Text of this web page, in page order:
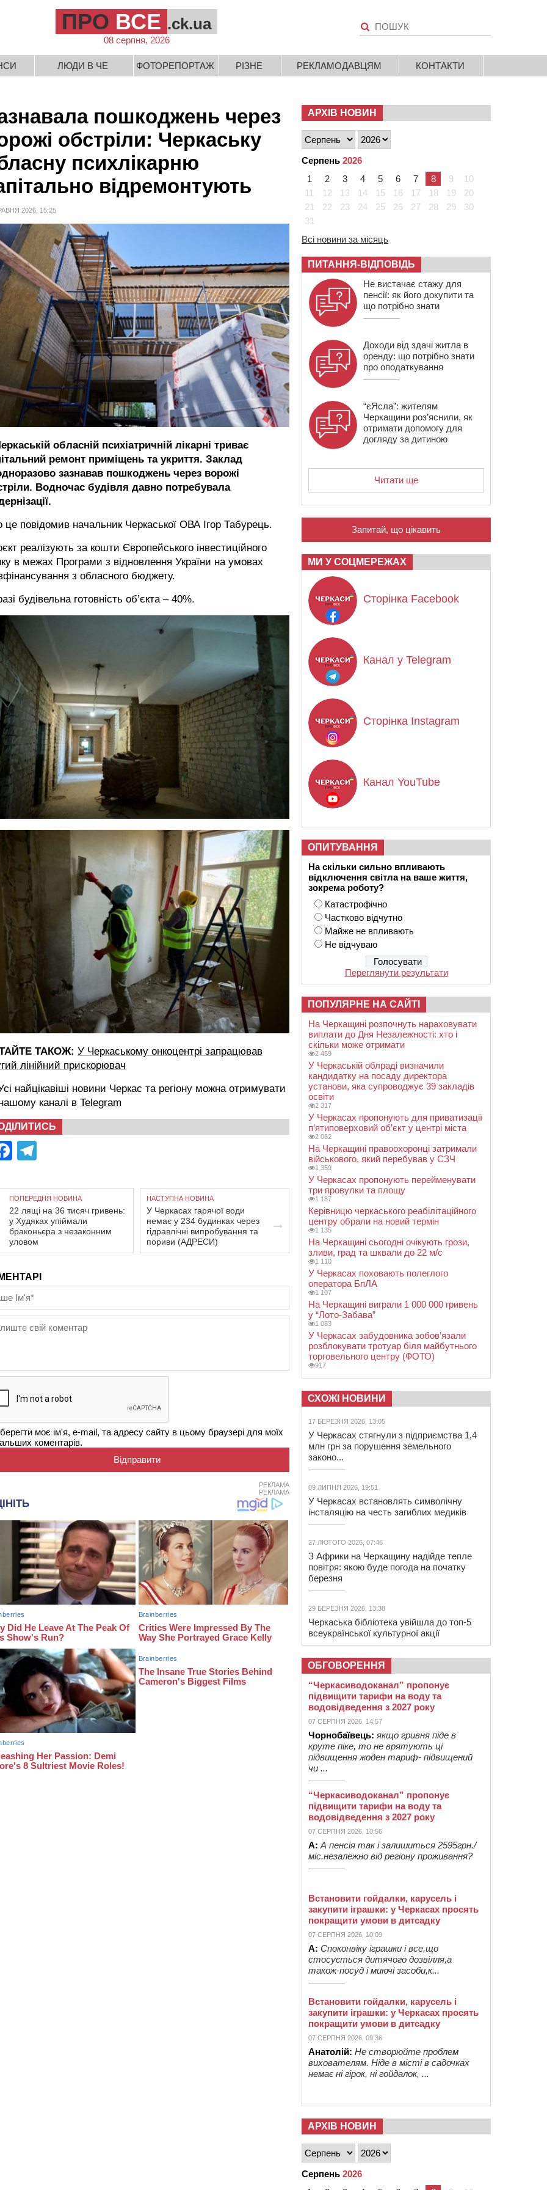
ПРО ВСЕ .ck.ua
08 серпня, 2026
ЛЮДИ В ЧЕ ФОТОРЕПОРТАЖ РІЗНЕ РЕКЛАМОДАВЦЯМ КОНТАКТИ
пошкоджень через
обстріли: Черкаську
психлікарню
відремонтують
2026, 15:25
обласній психіатричній лікарні триває
ремонт приміщень та укриття. Заклад
зазнавав пошкоджень через ворожі
Водночас будівля давно потребувала
це повідомив начальник Черкаської ОВА Ігор Табурець.
реалізують за кошти Європейського інвестиційного
в межах Програми з відновлення України на умовах
з обласного бюджету.
будівельна готовність об’єкта – 40%.
ТАКОЖ: У Черкаському онкоцентрі запрацював
лінійний прискорювач
найцікавіші новини Черкас та регіону можна отримувати
каналі в Telegram
Facebook
ПОПЕРЕДНЯ НОВИНА
22 лящі на 36 тисяч гривень:
у Худяках упіймали
браконьєра з незаконним
уловом
НАСТУПНА НОВИНА
У Черкасах гарячої води
немає у 234 будинках через
гідравлічні випробування та
пориви (АДРЕСИ)
моє ім'я, e-mail, та адресу сайту в цьому браузері для моїх
коментарів.
РЕКЛАМА
РЕКЛАМА
АРХІВ НОВИН
Серпень 2026
1
2 3 4 5 6 7 8 9
10
11
12 13 14 15 16 17 18 19
20
21
22 23 24 25 26 27 28 29
30
31
Всі новини за місяць
ПИТАННЯ-ВІДПОВІДЬ
Не вистачає стажу для
пенсії: як його докупити та
що потрібно знати
Доходи від здачі житла в
оренду: що потрібно знати
про оподаткування
“єЯсла”: жителям
Черкащини роз’яснили, як
отримати допомогу для
догляду за дитиною
Читати ще
Запитай, що цікавить
МИ У СОЦМЕРЕЖАХ
Сторінка Facebook
Канал у Telegram
Сторінка Instagram
Канал YouTube
ОПИТУВАННЯ
На скільки сильно впливають
відключення світла на ваше життя,
зокрема роботу?
Катастрофічно
Частково відчутно
Майже не впливають
Не відчуваю
Переглянути результати
ПОПУЛЯРНЕ НА САЙТІ
На Черкащині розпочнуть нараховувати
виплати до Дня Незалежності: хто і
скільки може отримати
2 459
У Черкаській облраді визначили
кандидатку на посаду директора
установи, яка супроводжує 39 закладів
освіти
2 317
У Черкасах пропонують для приватизації
п’ятиповерховий об’єкт у центрі міста
2 082
На Черкащині правоохоронці затримали
військового, який перебував у СЗЧ
1 359
У Черкасах пропонують перейменувати
три провулки та площу
1 187
Керівницю черкаського реабілітаційного
центру обрали на новий термін
1 135
На Черкащині сьогодні очікують грози,
зливи, град та шквали до 22 м/с
1 110
У Черкасах поховають полеглого
оператора БпЛА
1 107
На Черкащині виграли 1 000 000 гривень
у “Лото-Забава”
1 083
У Черкасах забудовника зобов’язали
розблокувати тротуар біля майбутнього
торговельного центру (ФОТО)
917
СХОЖІ НОВИНИ
17 БЕРЕЗНЯ 2026, 13:05
У Черкасах стягнули з підприємства 1,4
млн грн за порушення земельного
законо...
09 ЛИПНЯ 2026, 19:51
У Черкасах встановлять символічну
інсталяцію на честь загиблих медиків
27 ЛЮТОГО 2026, 07:46
З Африки на Черкащину надійде тепле
повітря: якою буде погода на початку
березня
29 БЕРЕЗНЯ 2026, 13:38
Черкаська бібліотека увійшла до топ-5
всеукраїнської культурної акції
ОБГОВОРЕННЯ
“Черкасиводоканал” пропонує
підвищити тарифи на воду та
водовідведення з 2027 року
07 СЕРПНЯ 2026, 14:57
Чорнобаївець: якщо гривня піде в
круте піке, то не врятують ці
підвищення жоден тариф- підвищений
чи ...
“Черкасиводоканал” пропонує
підвищити тарифи на воду та
водовідведення з 2027 року
07 СЕРПНЯ 2026, 10:56
А: А пенсія так і залишиться 2595грн./
міс.незалежно від регіону проживання?
Встановити гойдалки, карусель і
закупити іграшки: у Черкасах просять
покращити умови в дитсадку
07 СЕРПНЯ 2026, 10:09
А: Споконвіку іграшки і все,що
стосується дитячого дозвілля,а
також-посуд і миючі засоби,к...
Встановити гойдалки, карусель і
закупити іграшки: у Черкасах просять
покращити умови в дитсадку
07 СЕРПНЯ 2026, 09:36
Анатолій: Не створюйте проблем
вихователям. Ніде в місті в садочках
немає ні гірок, ні гойдалок, ...
АРХІВ НОВИН
Серпень 2026